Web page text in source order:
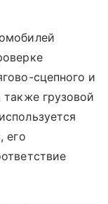
сцепного и
также грузовой
его